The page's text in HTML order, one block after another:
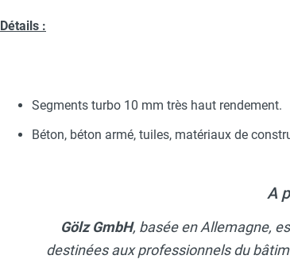
Détails :
Segments turbo 10 mm très haut rendement.
Béton, béton armé, tuiles, matériaux de
A
Gölz GmbH, basée en Allemagne,
destinées aux professionnels du